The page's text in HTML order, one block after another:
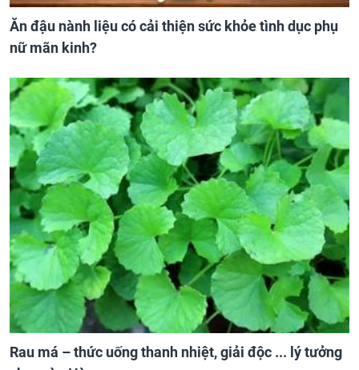
Ăn đậu nành liệu có cải thiện sức khỏe tình dục phụ
nữ mãn kinh?
Rau má – thức uống thanh nhiệt, giải độc ... lý tưởng